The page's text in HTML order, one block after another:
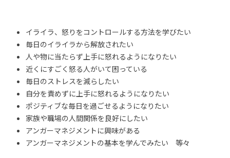
イライラ、怒りをコントロールする方法を学びたい
毎日のイライラから解放されたい
人や物に当たらず上手に怒れるようになりたい
近くにすごく怒る人がいて困っている
毎日のストレスを減らしたい
自分を責めずに上手に怒れるようになりたい
ポジティブな毎日を過ごせるようになりたい
家族や職場の人間関係を良好にしたい
アンガーマネジメントに興味がある
アンガーマネジメントの基本を学んでみたい 等々